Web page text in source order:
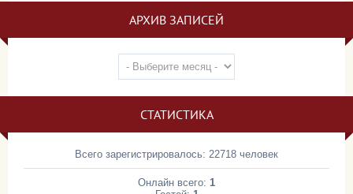
АРХИВ ЗАПИСЕЙ
СТАТИСТИКА
Всего зарегистрировалось: 22718 человек
Онлайн всего: 1